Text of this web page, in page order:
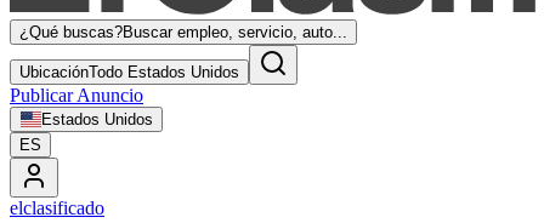
¿Qué buscas?Buscar empleo, servicio, auto...
UbicaciónTodo Estados Unidos
Publicar Anuncio
Estados Unidos
ES
elclasificado